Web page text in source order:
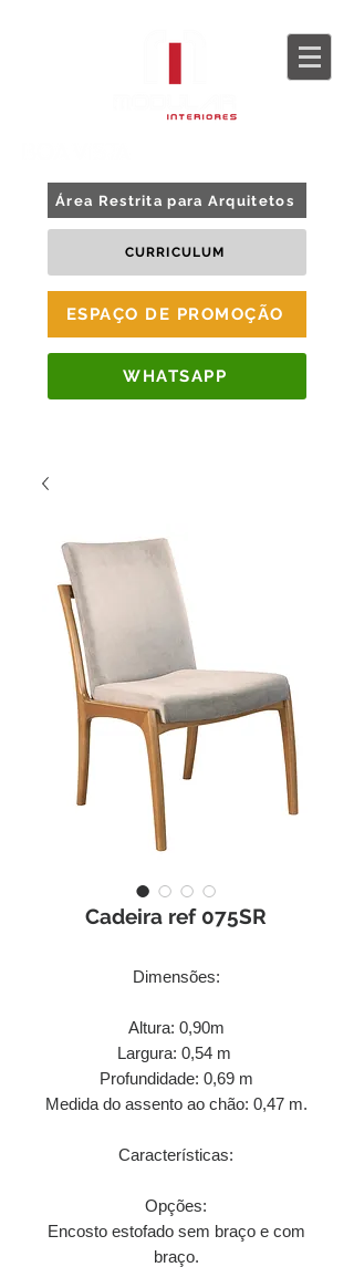
Área Restrita para Arquitetos
CURRICULUM
ESPAÇO DE PROMOÇÃO
WHATSAPP
Cadeira ref 075SR
Dimensões:
Altura: 0,90m
Largura: 0,54 m
Profundidade: 0,69 m
Medida do assento ao chão: 0,47 m.
Características:
Opções:
Encosto estofado sem braço e com
braço.